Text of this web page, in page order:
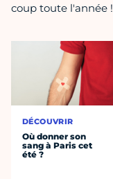
coup toute l'année !
DÉCOUVRIR
Où donner son
sang à Paris cet
été ?